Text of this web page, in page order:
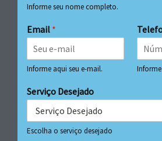
Informe seu nome completo.
Email *
Informe aqui seu e-mail.
Serviço Desejado
Escolha o serviço desejado